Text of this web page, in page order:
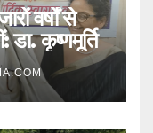
वर्षों से
डा. कृष्णमूर्ति